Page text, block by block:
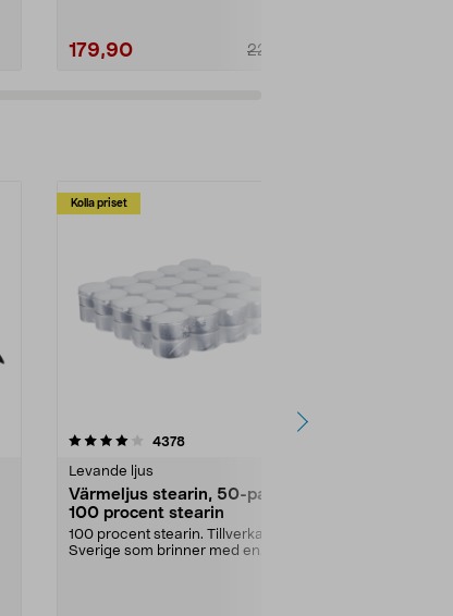
179,90 229,00
Kolla priset
4378recensioner
Levande ljus
Värmeljus stearin, 50-pack,
100 procent stearin
100 procent stearin. Tillverkade i
Sverige som brinner med en
4.5av 5 stjärnor